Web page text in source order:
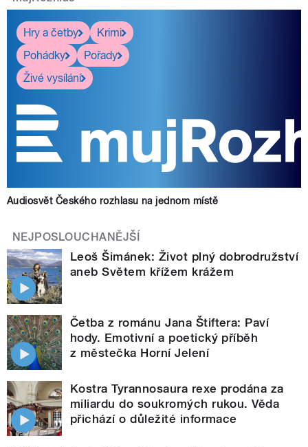
Hry a četby
Krimi
Pohádky
Pořady
Živé vysílání
Audiosvět Českého rozhlasu na jednom místě
NEJPOSLOUCHANĚJŠÍ
Leoš Šimánek: Život plný dobrodružství
aneb Světem křížem krážem
Četba z románu Jana Štiftera: Paví
hody. Emotivní a poetický příběh
z městečka Horní Jelení
Kostra Tyrannosaura rexe prodána za
miliardu do soukromých rukou. Věda
přichází o důležité informace